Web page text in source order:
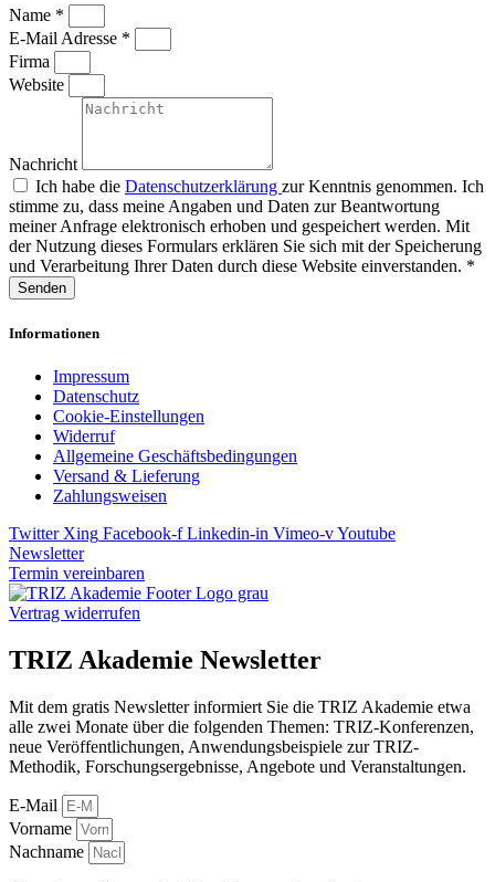
Name *
E-Mail Adresse *
Firma
Website
Nachricht
Ich habe die Datenschutzerklärung zur Kenntnis genommen. Ich
stimme zu, dass meine Angaben und Daten zur Beantwortung
meiner Anfrage elektronisch erhoben und gespeichert werden. Mit
der Nutzung dieses Formulars erklären Sie sich mit der Speicherung
und Verarbeitung Ihrer Daten durch diese Website einverstanden. *
Senden
Informationen
Impressum
Datenschutz
Cookie-Einstellungen
Widerruf
Allgemeine Geschäftsbedingungen
Versand & Lieferung
Zahlungsweisen
Twitter Xing Facebook-f Linkedin-in Vimeo-vYoutube
Newsletter
Termin vereinbaren
Vertrag widerrufen
TRIZ Akademie Newsletter
Mit dem gratis Newsletter informiert Sie die TRIZ Akademie etwa
alle zwei Monate über die folgenden Themen: TRIZ-Konferenzen,
neue Veröffentlichungen, Anwendungsbeispiele zur TRIZ-
Methodik, Forschungsergebnisse, Angebote und Veranstaltungen.
E-Mail
Vorname
Nachname